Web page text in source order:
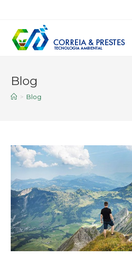
Blog
> Blog